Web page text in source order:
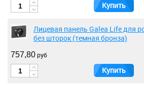
Купить
Лицевая панель Galea Life для
без шторок (темная бронза)
757,80руб
Купить